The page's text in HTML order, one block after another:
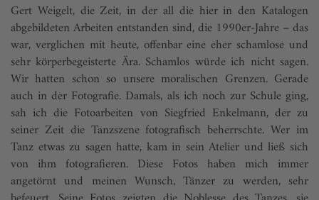
Gert Weigelt, die Zeit, in der all die hier in den Katalogen
abgebildeten Arbeiten entstanden sind, die 1990er-Jahre – das
war, verglichen mit heute, offenbar eine eher schamlose und
sehr körperbegeisterte Ära. Schamlos würde ich nicht sagen.
Wir hatten schon so unsere moralischen Grenzen. Gerade
auch in der Fotografie. Damals, als ich noch zur Schule ging,
sah ich die Fotoarbeiten von Siegfried Enkelmann, der zu
seiner Zeit die Tanzszene fotografisch beherrschte. Wer im
Tanz etwas zu sagen hatte, kam in sein Atelier und ließ sich
von ihm fotografieren. Diese Fotos haben mich immer
angetörnt und meinen Wunsch, Tänzer zu werden, sehr